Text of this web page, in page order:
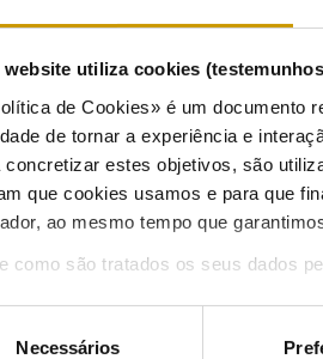
website utiliza cookies
de Cookies» é um documento
de tornar a experiência e
concretizar estes objetivos, são
que cookies usamos e para que
ao mesmo tempo que
como são tratados os seus dados
Necessários